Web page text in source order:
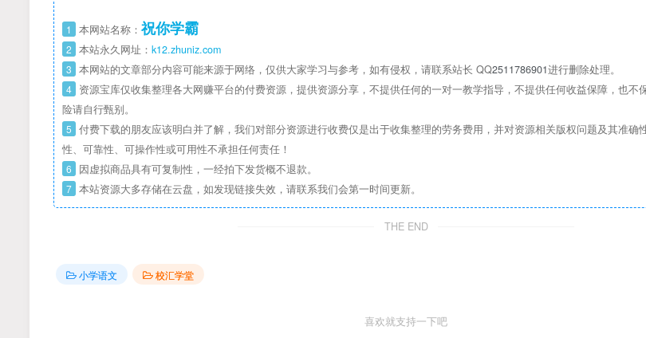
1 本网站名称： 祝你学霸
2 本站永久网址： k12.zhuniz.com
3 本网站的文章部分内容可能来源于网络，仅供大家学习与参考，如有侵权，请联系站长 QQ2511786901进行删除处理。
4 资源宝库仅收集整理各大网赚平台的付费资源，提供资源分享，不提供任何的一对一教学指导，不提供任何收益保障，也不
险请自行甄别。
5 付费下载的朋友应该明白并了解，我们对部分资源进行收费仅是出于收集整理的劳务费用，并对资源相关版权问题及其准确
性、可靠性、可操作性或可用性不承担任何责任！
6 因虚拟商品具有可复制性，一经拍下发货概不退款。
7 本站资源大多存储在云盘，如发现链接失效，请联系我们会第一时间更新。
THE END
小学语文 校汇学堂
喜欢就支持一下吧